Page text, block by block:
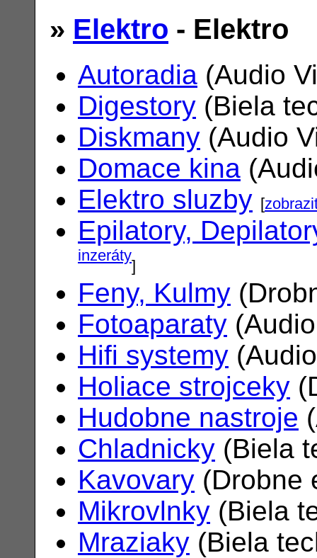
» Elektro - Elektro
Autoradia (Audio
Digestory (Biela
Diskmany (Audio
Domace kina
Elektro sluzby [
Epilatory,
inzeráty]
Feny, Kulmy
Fotoaparaty
Hifi systemy
Holiace strojceky
Hudobne nastroje
Chladnicky (Biela
Kavovary (Drobne
Mikrovlnky (Biela
Mraziaky (Biela